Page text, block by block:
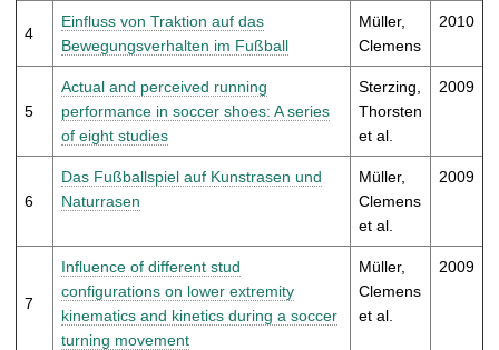
4
Einfluss von Traktion auf das
Bewegungsverhalten im Fußball
Müller,
Clemens
2010
5
Actual and perceived running
performance in soccer shoes: A series
of eight studies
Sterzing,
Thorsten
et al.
2009
6
Das Fußballspiel auf Kunstrasen und
Naturrasen
Müller,
Clemens
et al.
2009
7
Influence of different stud
configurations on lower extremity
kinematics and kinetics during a soccer
turning movement
Müller,
Clemens
et al.
2009